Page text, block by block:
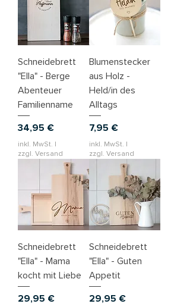
Schneidebrett
"Ella" - Berge
Abenteuer
Familienname
Preis
34,95 €
inkl. MwSt. |
zzgl. Versand
Blumenstecker
aus Holz -
Held/in des
Alltags
Preis
7,95 €
inkl. MwSt. |
zzgl. Versand
Schneidebrett
"Ella" - Mama
kocht mit Liebe
Preis
29,95 €
Schneidebrett
"Ella" - Guten
Appetit
Preis
29,95 €